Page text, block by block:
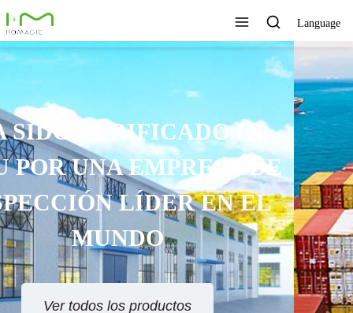
Language
TECNOLOGÍA ÚNICA,
EXCELENTE CALIDAD,
SERVICIO RÁPIDO
Ver todos los productos